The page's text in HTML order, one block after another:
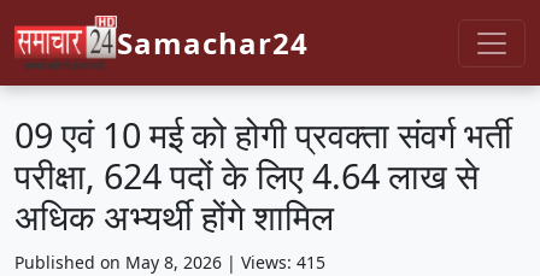
Samachar24
09 एवं 10 मई को होगी प्रवक्ता संवर्ग भर्ती
परीक्षा, 624 पदों के लिए 4.64 लाख से
अधिक अभ्यर्थी होंगे शामिल
Published on May 8, 2026 | Views: 415